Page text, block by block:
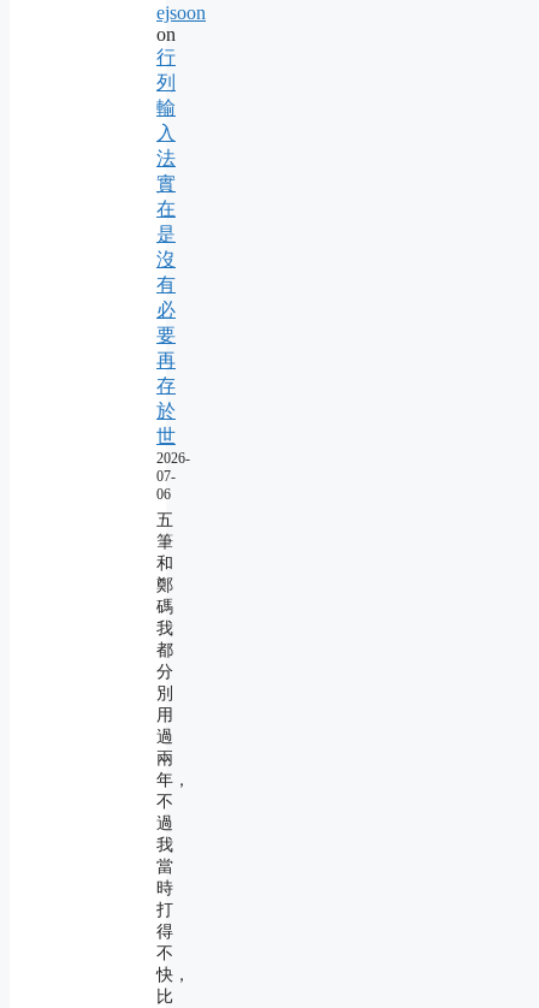
ejsoon
on
行
列
輸
入
法
實
在
是
沒
有
必
要
再
存
於
世
2026-
07-
06
五
筆
和
鄭
碼
我
都
分
別
用
過
兩
年，
不
過
我
當
時
打
得
不
快，
比